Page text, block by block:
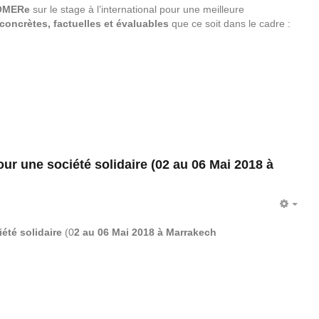
sur le stage à l’international pour une meilleure
factuelles et évaluables que ce soit dans le cadre :
une société solidaire (02 au 06 Mai 2018 à
solidaire (02 au 06 Mai 2018 à Marrakech